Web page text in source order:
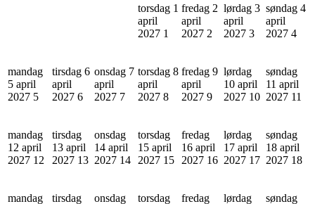
torsdag 1
april
2027 1
fredag 2
april
2027 2
lørdag 3
april
2027 3
søndag 4
april
2027 4
mandag
5 april
2027 5
tirsdag 6
april
2027 6
onsdag 7
april
2027 7
torsdag 8
april
2027 8
fredag 9
april
2027 9
lørdag
10 april
2027 10
søndag
11 april
2027 11
mandag
12 april
2027 12
tirsdag
13 april
2027 13
onsdag
14 april
2027 14
torsdag
15 april
2027 15
fredag
16 april
2027 16
lørdag
17 april
2027 17
søndag
18 april
2027 18
mandag tirsdag onsdag torsdag fredag lørdag søndag